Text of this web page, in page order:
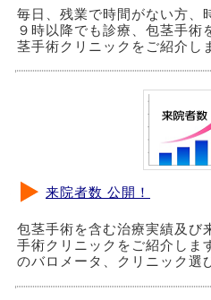
毎日、残業で時間がない方、
９時以降でも診療、包茎手術
茎手術クリニックをご紹介し
来院者数 公開！
包茎手術を含む治療実績及び
手術クリニックをご紹介しま
のバロメータ、クリニック選